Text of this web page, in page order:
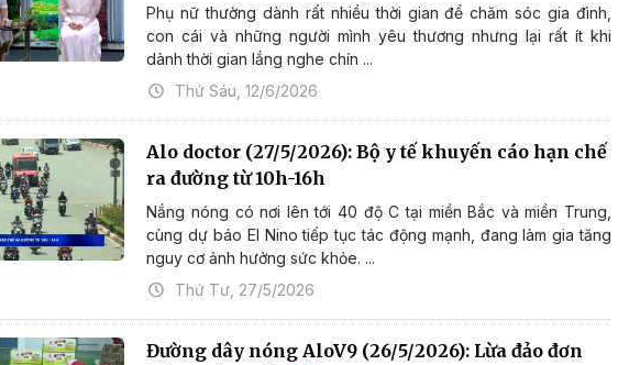
Phụ nữ thường dành rất nhiều thời gian để chăm sóc gia đình,
con cái và những người mình yêu thương nhưng lại rất ít khi
dành thời gian lắng nghe chín ...
Thứ Sáu, 12/6/2026
Alo doctor (27/5/2026): Bộ y tế khuyến cáo hạn chế
ra đường từ 10h-16h
Nắng nóng có nơi lên tới 40 độ C tại miền Bắc và miền Trung,
cùng dự báo El Nino tiếp tục tác động mạnh, đang làm gia tăng
nguy cơ ảnh hưởng sức khỏe. ...
Thứ Tư, 27/5/2026
Đường dây nóng AloV9 (26/5/2026): Lừa đảo đơn